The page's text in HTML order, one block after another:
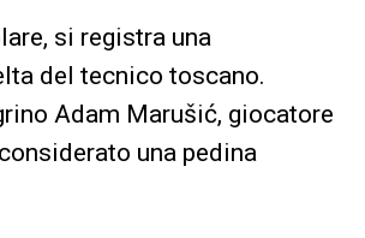
si registra una
del tecnico toscano.
Adam Marušić, giocatore
una pedina